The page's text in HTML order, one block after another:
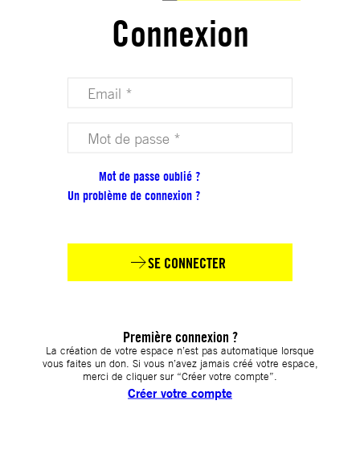
Connexion
Votre adresse email (obligatoire)
Votre mot de passe (obligatoire)
Mot de passe oublié ?
Un problème de connexion ?
SE CONNECTER
Première connexion ?
La création de votre espace n’est pas automatique lorsque
vous faites un don. Si vous n’avez jamais créé votre espace,
merci de cliquer sur “Créer votre compte”.
Créer votre compte